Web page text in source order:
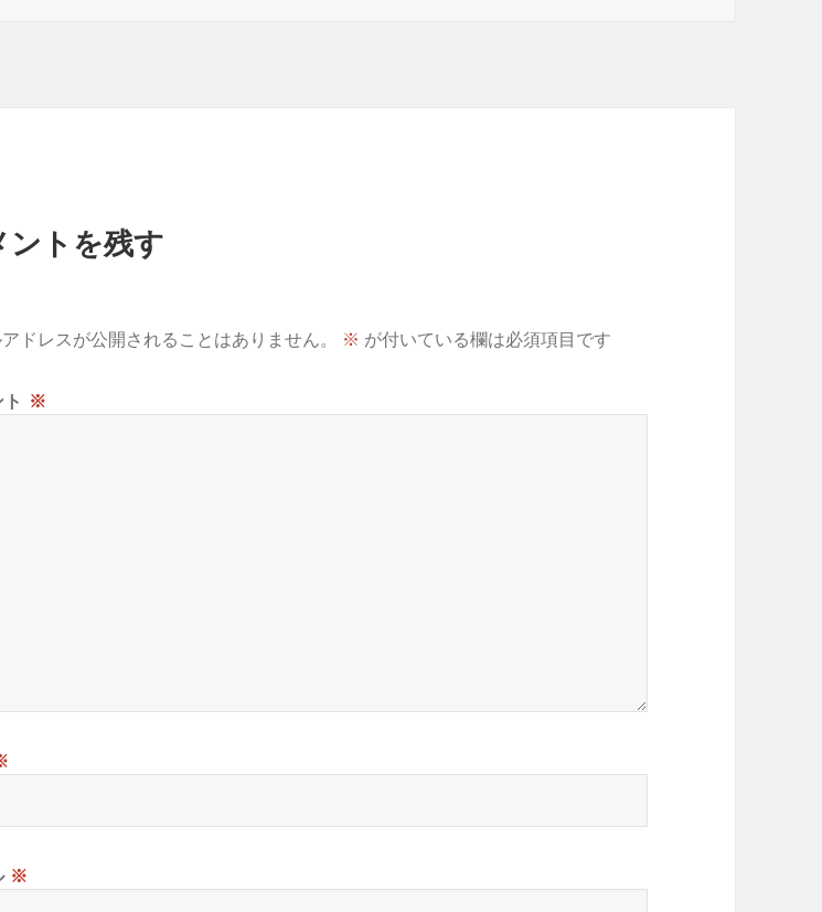
ントを残す
ドレスが公開されることはありません。 ※ が付いている欄は必須項目です
※
※